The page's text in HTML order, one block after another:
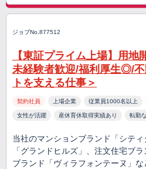
ジョブNo.877512
【東証プライム上場】用地
未経験者歓迎/福利厚生◎/
トを支える仕事＞
契約社員 上場企業 従業員1000名以上
女性が活躍 産休育休取得実績あり 転勤
当社のマンションブランド「シティ
「グランドヒルズ」、注文住宅ブ
ブランド「ヴィラフォンテーヌ」